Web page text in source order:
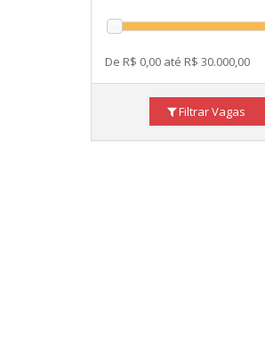
De R$ 0,00 até R$ 30.000,00
Filtrar Vagas